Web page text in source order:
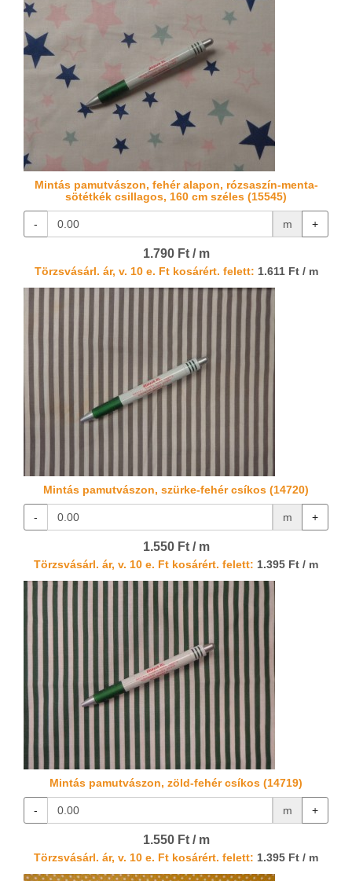
Mintás pamutvászon, fehér alapon, rózsaszín-menta-
sötétkék csillagos, 160 cm széles (15545)
- m +
1.790 Ft / m
Törzsvásárl. ár, v. 10 e. Ft kosárért. felett: 1.611 Ft / m
Mintás pamutvászon, szürke-fehér csíkos (14720)
- m +
1.550 Ft / m
Törzsvásárl. ár, v. 10 e. Ft kosárért. felett: 1.395 Ft / m
Mintás pamutvászon, zöld-fehér csíkos (14719)
- m +
1.550 Ft / m
Törzsvásárl. ár, v. 10 e. Ft kosárért. felett: 1.395 Ft / m